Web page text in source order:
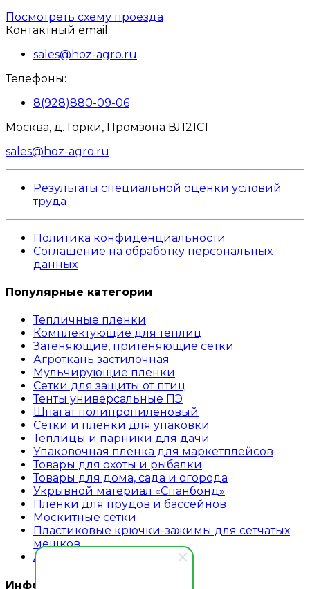
Посмотреть схему проезда
Контактный email:
sales@hoz-agro.ru
Телефоны:
8(928)880-09-06
Москва, д. Горки, Промзона ВЛ21С1
sales@hoz-agro.ru
Результаты специальной оценки условий
труда
Политика конфиденциальности
Соглашение на обработку персональных
данных
Популярные категории
Тепличные пленки
Комплектующие для теплиц
Затеняющие, притеняющие сетки
Агроткань застилочная
Мульчирующие пленки
Сетки для защиты от птиц
Тенты универсальные ПЭ
Шпагат полипропиленовый
Сетки и пленки для упаковки
Теплицы и парники для дачи
Упаковочная пленка для маркетплейсов
Товары для охоты и рыбалки
Товары для дома, сада и огорода
Укрывной материал «Спанбонд»
Пленки для прудов и бассейнов
Москитные сетки
Пластиковые крючки-зажимы для сетчатых
мешков
Аварийное ограждение
Информация